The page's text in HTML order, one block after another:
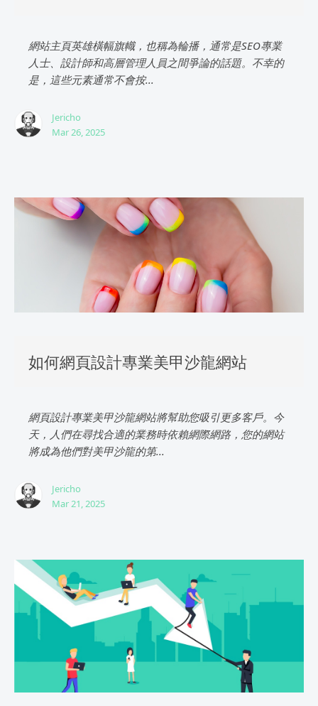
網站主頁英雄橫幅旗幟，也稱為輪播，通常是SEO專業
人士、設計師和高層管理人員之間爭論的話題。不幸的
是，這些元素通常不會按...
Jericho
Mar 26, 2025
如何網頁設計專業美甲沙龍網站
網頁設計專業美甲沙龍網站將幫助您吸引更多客戶。今
天，人們在尋找合適的業務時依賴網際網路，您的網站
將成為他們對美甲沙龍的第...
Jericho
Mar 21, 2025